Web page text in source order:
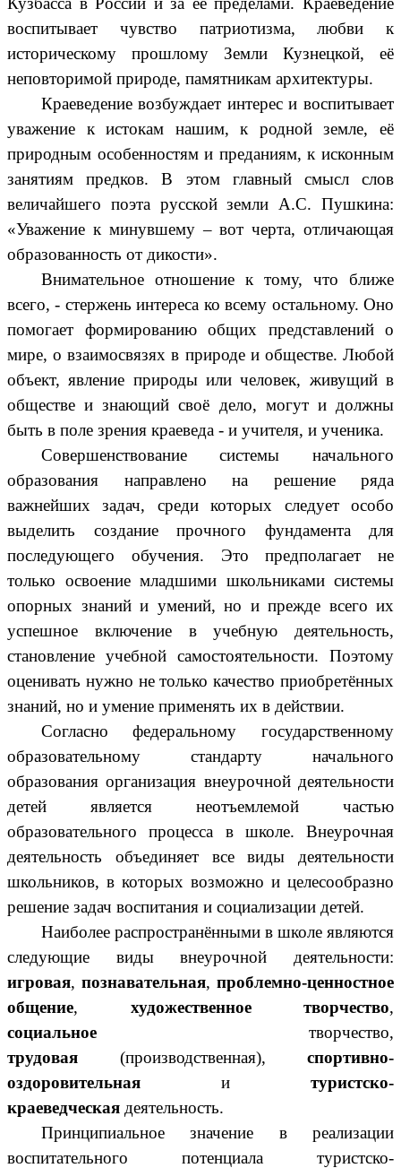
воспитывает чувство патриотизма, любви к
историческому прошлому Земли Кузнецкой, её
неповторимой природе, памятникам архитектуры.
Краеведение возбуждает интерес и воспитывает
уважение к истокам нашим, к родной земле, её
природным особенностям и преданиям, к исконным
занятиям предков. В этом главный смысл слов
величайшего поэта русской земли А.С. Пушкина:
«Уважение к минувшему – вот черта, отличающая
образованность от дикости».
Внимательное отношение к тому, что ближе
всего, - стержень интереса ко всему остальному. Оно
помогает формированию общих представлений о
мире, о взаимосвязях в природе и обществе. Любой
объект, явление природы или человек, живущий в
обществе и знающий своё дело, могут и должны
быть в поле зрения краеведа - и учителя, и ученика.
Совершенствование системы начального
образования направлено на решение ряда
важнейших задач, среди которых следует особо
выделить создание прочного фундамента для
последующего обучения. Это предполагает не
только освоение младшими школьниками системы
опорных знаний и умений, но и прежде всего их
успешное включение в учебную деятельность,
становление учебной самостоятельности. Поэтому
оценивать нужно не только качество приобретённых
знаний, но и умение применять их в действии.
Согласно федеральному государственному
образовательному стандарту начального
образования организация внеурочной деятельности
детей является неотъемлемой частью
образовательного процесса в школе. Внеурочная
деятельность объединяет все виды деятельности
школьников, в которых возможно и целесообразно
решение задач воспитания и социализации детей.
Наиболее распространёнными в школе являются
следующие виды внеурочной деятельности:
игровая, познавательная, проблемно-ценностное
общение, художественное творчество,
социальное творчество,
трудовая (производственная), спортивно-
оздоровительная и туристско-
краеведческая деятельность.
Принципиальное значение в реализации
воспитательного потенциала туристско-